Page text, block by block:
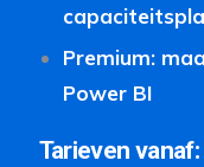
Premium:
Power BI
Tarieven vanaf: